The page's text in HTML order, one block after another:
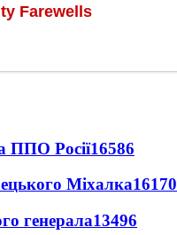
ППО Росії16586
Міхалка16170
генерала13496